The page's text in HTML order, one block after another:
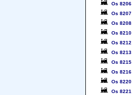
Os 8206
Os 8207
Os 8208
Os 8210
Os 8212
Os 8213
Os 8215
Os 8216
Os 8220
Os 8221